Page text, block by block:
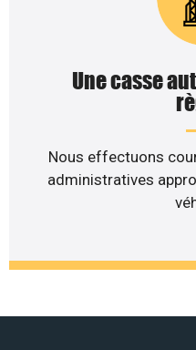
Une casse
Nous effectuons
administratives